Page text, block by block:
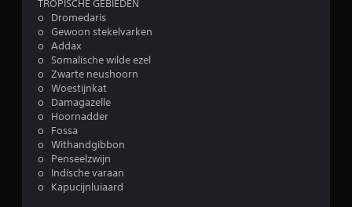
TROPISCHE GEBIEDEN
o Dromedaris
o Gewoon stekelvarken
o Addax
o Somalische wilde ezel
o Zwarte neushoorn
o Woestijnkat
o Damagazelle
o Hoornadder
o Fossa
o Withandgibbon
o Penseelzwijn
o Indische varaan
o Kapucijnluiaard